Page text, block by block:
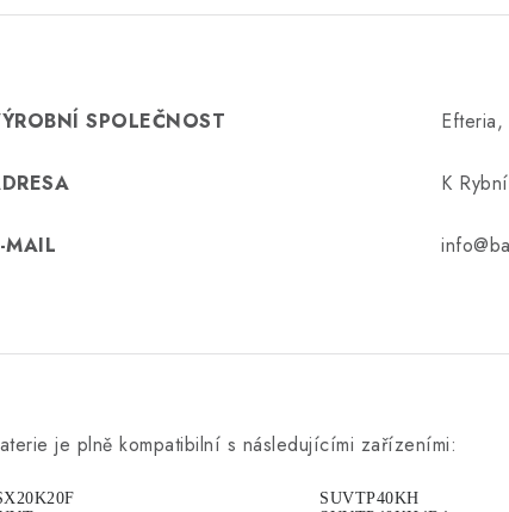
SPOLEČNOST
K
MAIL
je plně kompatibilní s následujícími zařízeními:
SUVTP40KH